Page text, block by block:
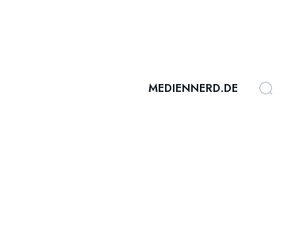
MEDIENNERD.DE